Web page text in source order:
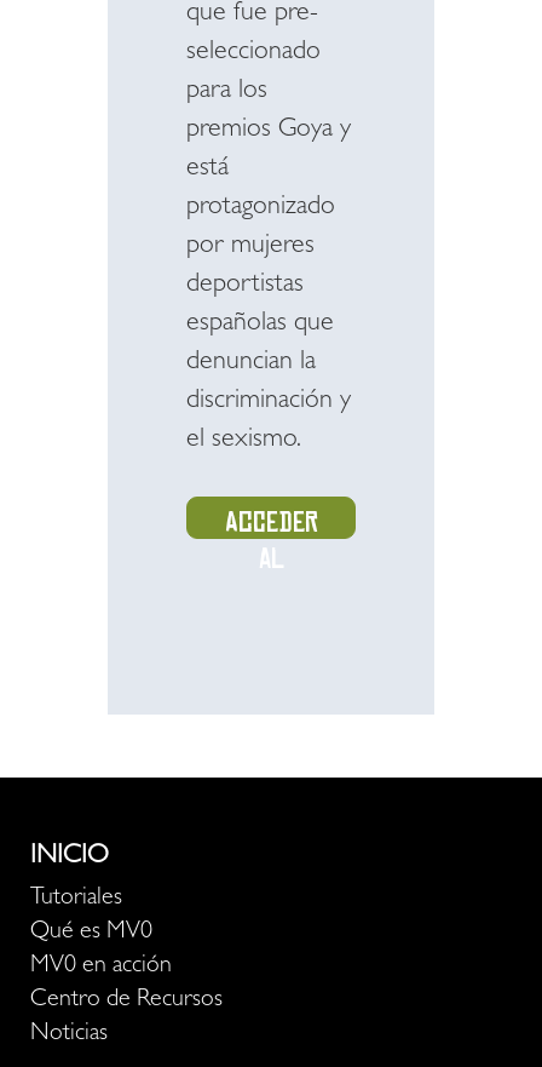
que fue pre-
seleccionado
para los
premios Goya y
está
protagonizado
por mujeres
deportistas
españolas que
denuncian la
discriminación y
el sexismo.
Acceder
al
INICIO
Tutoriales
Qué es MV0
MV0 en acción
Centro de Recursos
Noticias